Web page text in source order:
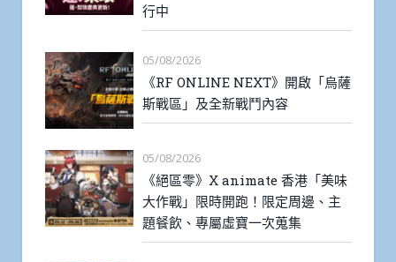
行中
05/08/2026
《RF ONLINE NEXT》開啟「烏薩
斯戰區」及全新戰鬥內容
05/08/2026
《絕區零》X animate 香港「美味
大作戰」限時開跑！限定周邊、主
題餐飲、專屬虛寶一次蒐集